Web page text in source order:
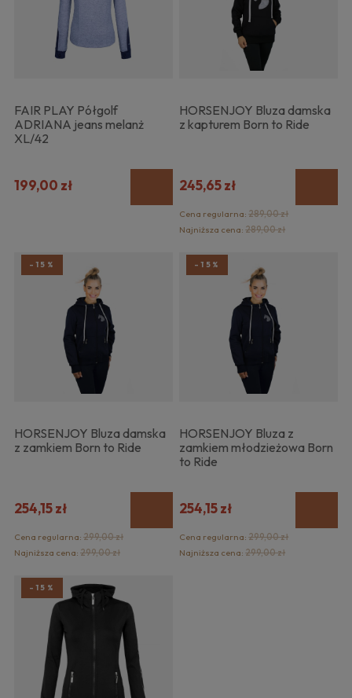
FAIR PLAY Półgolf
ADRIANA jeans melanż
XL/42
199,00 zł
HORSENJOY Bluza damska
z kapturem Born to Ride
245,65 zł
Cena regularna:289,00 zł
Najniższa cena:289,00 zł
HORSENJOY Bluza damska
z zamkiem Born to Ride
254,15 zł
Cena regularna: 299,00 zł
Najniższa cena: 299,00 zł
-15%
HORSENJOY Bluza z
zamkiem młodzieżowa Born
to Ride
254,15 zł
Cena regularna:299,00 zł
Najniższa cena:299,00 zł
-15%
-15%